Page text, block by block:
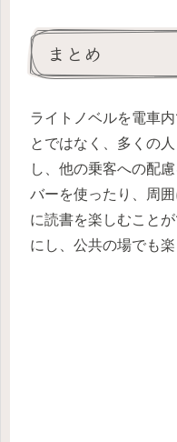
まとめ
ライトノベルを電車
とではなく、多くの
し、他の乗客への配
バーを使ったり、周
に読書を楽しむこと
にし、公共の場でも